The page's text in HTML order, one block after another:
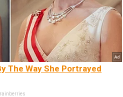
The Way She Portrayed